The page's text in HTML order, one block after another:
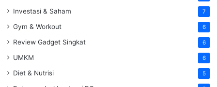
Investasi & Saham 7
Gym & Workout 6
Review Gadget Singkat 6
UMKM 6
Diet & Nutrisi 5